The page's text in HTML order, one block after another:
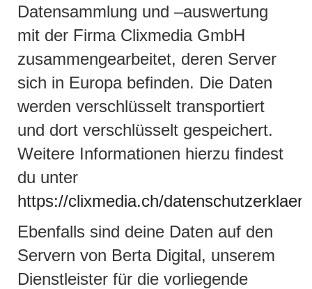
Datensammlung und –auswertung
mit der Firma Clixmedia GmbH
zusammengearbeitet, deren Server
sich in Europa befinden. Die Daten
werden verschlüsselt transportiert
und dort verschlüsselt gespeichert.
Weitere Informationen hierzu findest
du unter
https://clixmedia.ch/
Ebenfalls sind deine Daten auf den
Servern von Berta Digital, unserem
Dienstleister für die vorliegende